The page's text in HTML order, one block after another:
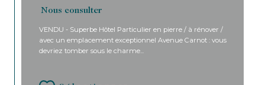
Nous consulter
VENDU - Superbe Hôtel Particulier en pierre / à rénover /
avec un emplacement exceptionnel Avenue Carnot : vous
devriez tomber sous le charme...